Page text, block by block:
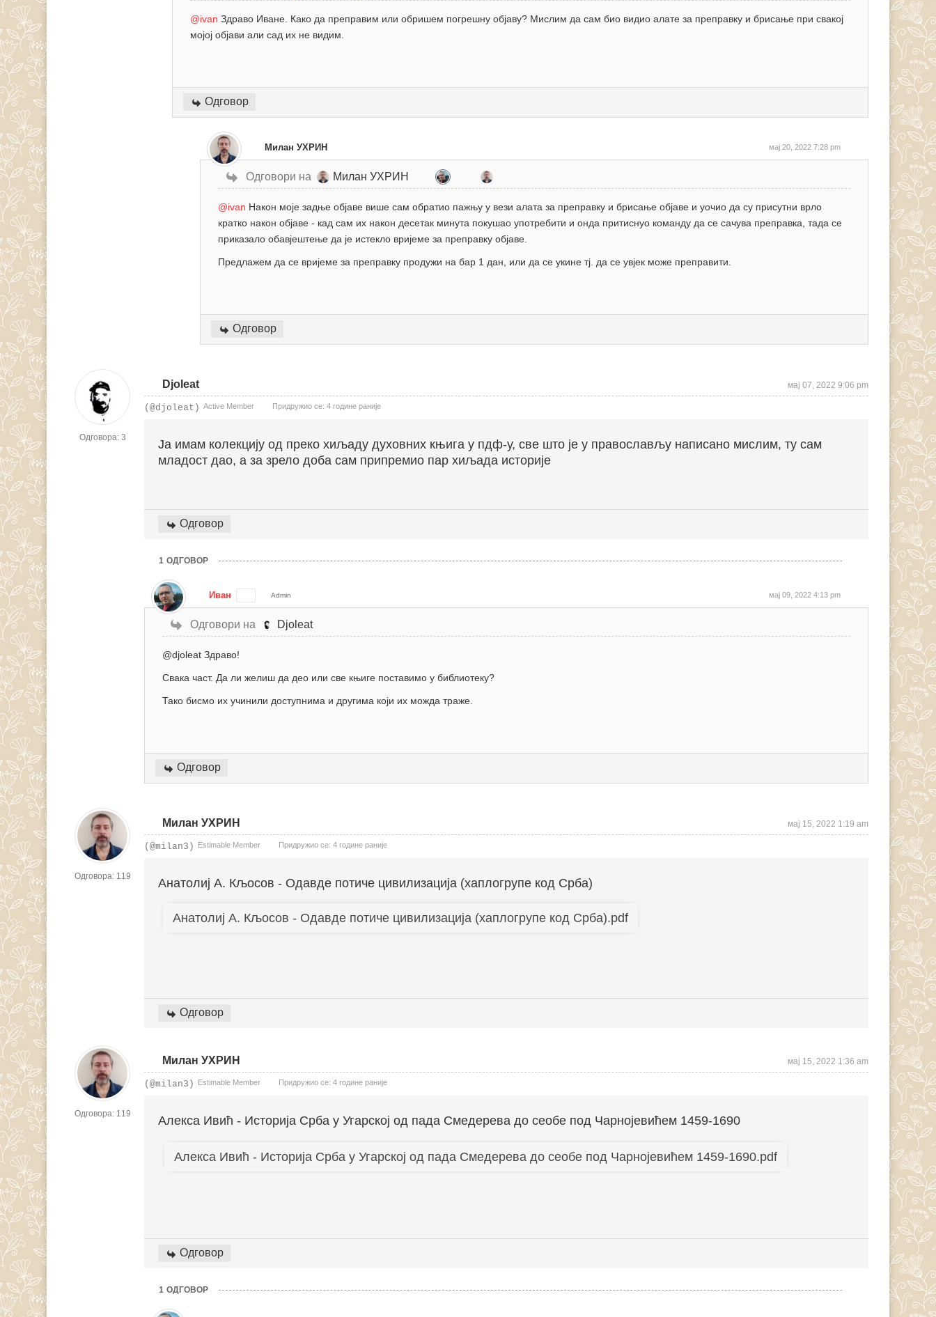
@ivan Здраво Иване. Како да преправим или обришем погрешну објаву? Мислим да сам био видио алате за преправку и брисање при свакој
мојој објави али сад их не видим.
Одговор
Милан УХРИН мај 20, 2022 7:28 pm
Одговори на Милан УХРИН
@ivan Након моје задње објаве више сам обратио пажњу у вези алата за преправку и брисање објаве и уочио да су присутни врло
кратко након објаве - кад сам их након десетак минута покушао употребити и онда притиснуо команду да се сачува преправка, тада се
приказало обавјештење да је истекло вријеме за преправку објаве.
Предлажем да се вријеме за преправку продужи на бар 1 дан, или да се укине тј. да се увјек може преправити.
Одговор
Одговора: 3
Djoleat мај 07, 2022 9:06 pm
(@djoleat) Active Member Придружио се: 4 године раније
Ја имам колекцију од преко хиљаду духовних књига у пдф-у, све што је у православљу написано мислим, ту сам
младост дао, а за зрело доба сам припремио пар хиљада историје
Одговор
1 ОДГОВОР
Иван Admin мај 09, 2022 4:13 pm
Одговори на Djoleat
@djoleat Здраво!
Свака част. Да ли желиш да део или све књиге поставимо у библиотеку?
Тако бисмо их учинили доступнима и другима који их можда траже.
Одговор
Одговора: 119
Милан УХРИН мај 15, 2022 1:19 am
(@milan3) Estimable Member Придружио се: 4 године раније
Анатолиј А. Кљосов - Одавде потиче цивилизација (хаплогрупе код Срба)
Анатолиј А. Кљосов - Одавде потиче цивилизација (хаплогрупе код Срба).pdf
Одговор
Одговора: 119
Милан УХРИН мај 15, 2022 1:36 am
(@milan3) Estimable Member Придружио се: 4 године раније
Алекса Ивић - Историја Срба у Угарској од пада Смедерева до сеобе под Чарнојевићем 1459-1690
Алекса Ивић - Историја Срба у Угарској од пада Смедерева до сеобе под Чарнојевићем 1459-1690.pdf
Одговор
1 ОДГОВОР